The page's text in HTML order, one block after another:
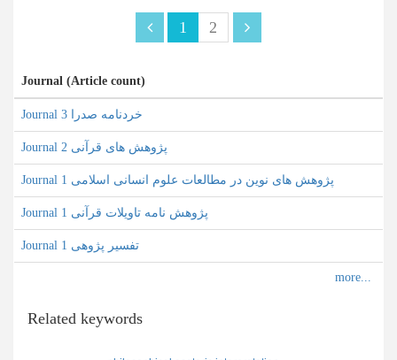
1 2
Journal (Article count)
Journal خردنامه صدرا 3
Journal پژوهش های قرآنی 2
Journal پژوهش های نوین در مطالعات علوم انسانی اسلامی 1
Journal پژوهش نامه تاویلات قرآنی 1
Journal تفسیر پژوهی 1
Related keywords